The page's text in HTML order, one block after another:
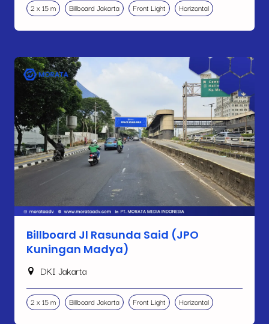
2 x 15 m Billboard Jakarta Front Light Horizontal
Billboard Jl Rasunda Said (JPO
Kuningan Madya)
DKI Jakarta
2 x 15 m Billboard Jakarta Front Light Horizontal